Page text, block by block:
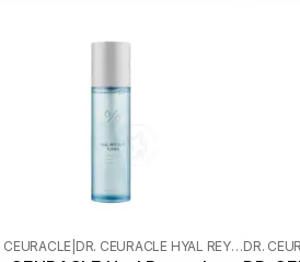
CEURACLE DR. CEURACLE HYAL REYOUTHDR.